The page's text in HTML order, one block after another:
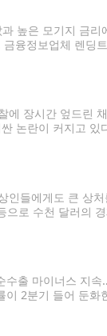
높은 모기지 금리
융정보업체 렌딩
에 장시간 엎드린
논란이 커지고 있
들에게도 큰 상
로 수천 달러의
출 마이너스 지
2분기 들어 둔화